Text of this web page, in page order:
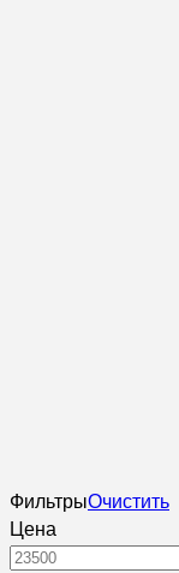
ФильтрыОчистить
Цена